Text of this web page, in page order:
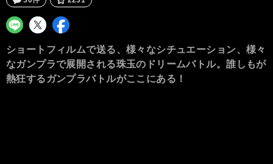
ショートフィルムで送る、様々なシチュエーション、様々
なガンプラで展開される珠玉のドリームバトル。誰しもが
熱狂するガンプラバトルがここにある！